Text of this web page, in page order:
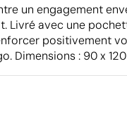
un engagement
Livré avec une
positivement
Dimensions : 90 x